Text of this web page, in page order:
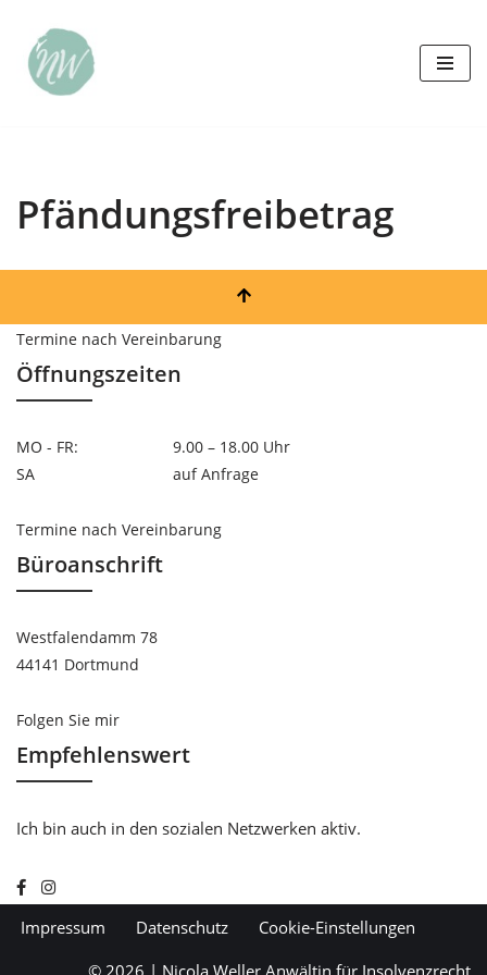
Zum
Inhalt
Pfändungsfreibetrag
Termine nach Vereinbarung
Öffnungszeiten
MO - FR:
9.00 – 18.00 Uhr
SA
auf Anfrage
Termine nach Vereinbarung
Büroanschrift
Westfalendamm 78
44141 Dortmund
Folgen Sie mir
Empfehlenswert
Ich bin auch in den sozialen Netzwerken aktiv.
Impressum Datenschutz
Cookie-Einstellungen
© 2026 | Nicola Weller Anwältin für Insolvenzrecht